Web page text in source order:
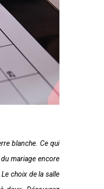
blanche. Ce qui
mariage encore
choix de la salle